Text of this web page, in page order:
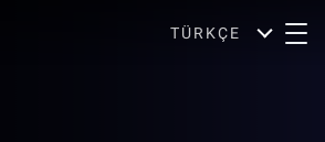
TÜRKÇE